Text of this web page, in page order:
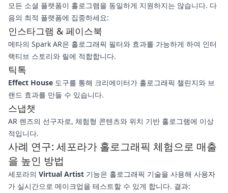
모든 소셜 플랫폼이 홀로그램을 동일하게 지원하지는 않습니다. 다
음의 최적 플랫폼에 집중하세요:
인스타그램 & 페이스북
메타의 Spark AR은 홀로그래픽 필터와 효과를 가능하게 하여 인터
랙티브 스토리와 릴에 적합합니다.
틱톡
Effect House 도구를 통해 크리에이터가 홀로그래픽 챌린지와 브
랜드 효과를 만들 수 있습니다.
스냅챗
AR 렌즈의 선구자로, 체험형 콘텐츠와 위치 기반 홀로그램에 이상
적입니다.
사례 연구: 세포라가 홀로그래픽 체험으로 매출
을 높인 방법
세포라의 Virtual Artist 기능은 홀로그래픽 기술을 사용해 사용자
가 실시간으로 메이크업을 테스트할 수 있게 합니다. 결과: